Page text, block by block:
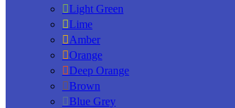
Light Green
Lime
Amber
Orange
Deep Orange
Brown
Blue Grey